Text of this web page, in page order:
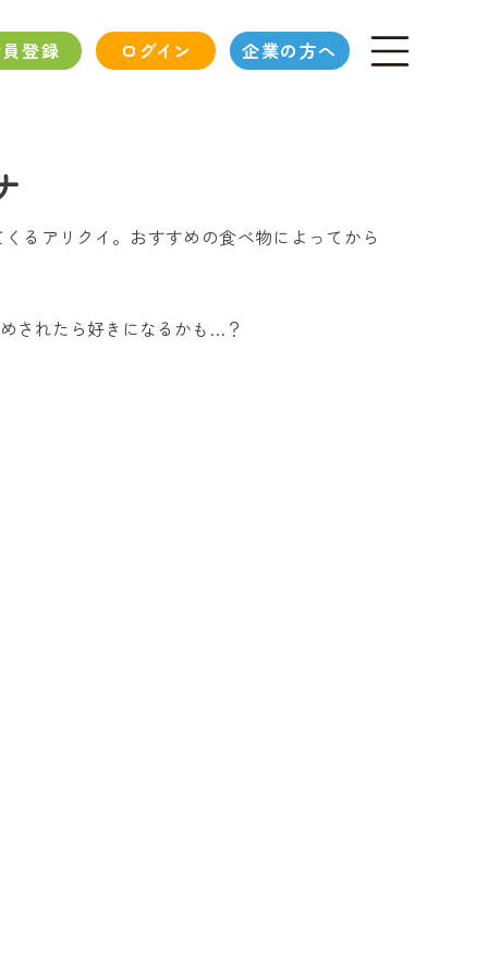
登録 ログイン 企業の方へ
るアリクイ。おすすめの食べ物によってから
されたら好きになるかも…？